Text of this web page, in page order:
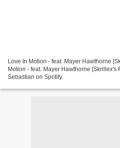
Love In Motion - feat. Mayer Hawthorne
Motion - feat. Mayer Hawthorne [Skrillex's
Sebastian on Spotify.